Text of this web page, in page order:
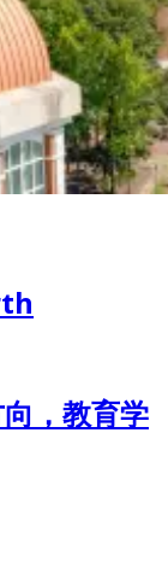
，教育学